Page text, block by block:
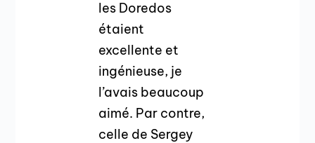
les Doredos
étaient
excellente et
ingénieuse, je
l’avais beaucoup
aimé. Par contre,
celle de Sergey